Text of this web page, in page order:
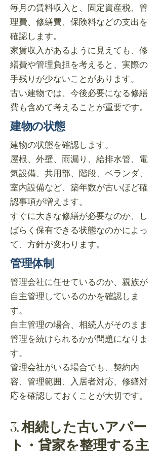
毎月の賃料収入と、固定資産税、管
理費、修繕費、保険料などの支出を
確認します。
家賃収入があるように見えても、修
繕費や管理負担を考えると、実際の
手残りが少ないことがあります。
古い建物では、今後必要になる修繕
費も含めて考えることが重要です。
建物の状態
建物の状態を確認します。
屋根、外壁、雨漏り、給排水管、電
気設備、共用部、階段、ベランダ、
室内設備など、築年数が古いほど確
認事項が増えます。
すぐに大きな修繕が必要なのか、し
ばらく保有できる状態なのかによっ
て、方針が変わります。
管理体制
管理会社に任せているのか、親族が
自主管理しているのかを確認しま
す。
自主管理の場合、相続人がそのまま
管理を続けられるかが問題になりま
す。
管理会社がいる場合でも、契約内
容、管理範囲、入居者対応、修繕対
応を確認しておくことが大切です。
3. 相続した古いアパー
ト・貸家を整理する主